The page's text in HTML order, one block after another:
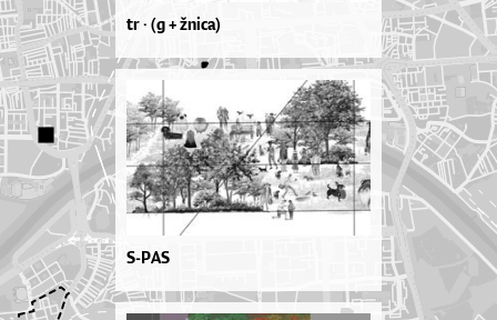
tr · (g + žnica)
S-PAS